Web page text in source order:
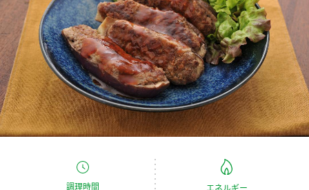
お酢ドリンク ぽん酢
みりん風・料理酒 鍋用調味料
キャンペーン情報
ブランド・スペシャルサイト
ブランド・スペシャルサイト トップ
商品ブランドサイト
Fibee（ファイビー）
カンタン酢
企業情報
ミツカングループについて
調理時間